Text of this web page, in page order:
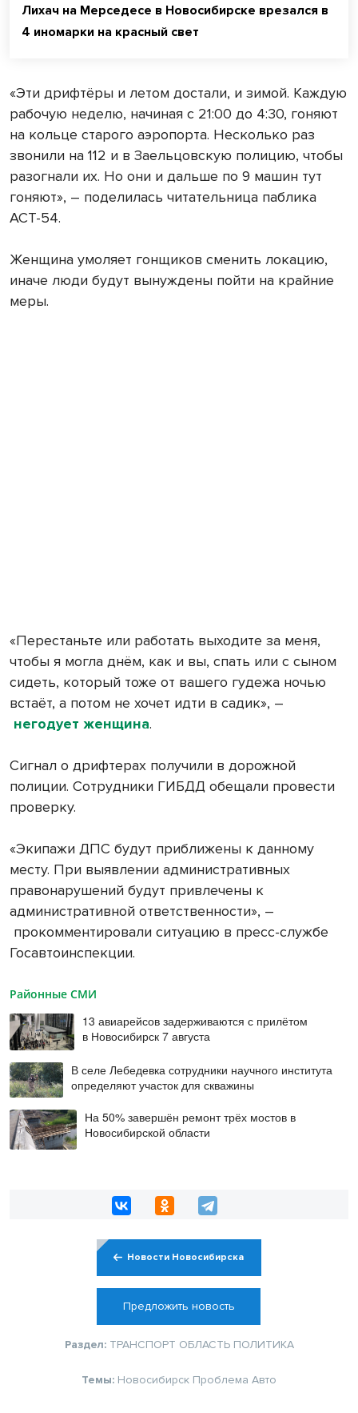
Лихач на Мерседесе в Новосибирске врезался в
4 иномарки на красный свет
«Эти дрифтёры и летом достали, и зимой. Каждую
рабочую неделю, начиная с 21:00 до 4:30, гоняют
на кольце старого аэропорта. Несколько раз
звонили на 112 и в Заельцовскую полицию, чтобы
разогнали их. Но они и дальше по 9 машин тут
гоняют», – поделилась читательница паблика
АСТ-54.
Женщина умоляет гонщиков сменить локацию,
иначе люди будут вынуждены пойти на крайние
меры.
«Перестаньте или работать выходите за меня,
чтобы я могла днём, как и вы, спать или с сыном
сидеть, который тоже от вашего гудежа ночью
встаёт, а потом не хочет идти в садик», –
негодует женщина.
Сигнал о дрифтерах получили в дорожной
полиции. Сотрудники ГИБДД обещали провести
проверку.
«Экипажи ДПС будут приближены к данному
месту. При выявлении административных
правонарушений будут привлечены к
административной ответственности», –
прокомментировали ситуацию в пресс-службе
Госавтоинспекции.
Районные СМИ
13 авиарейсов задерживаются с прилётом
в Новосибирск 7 августа
В селе Лебедевка сотрудники научного института
определяют участок для скважины
На 50% завершён ремонт трёх мостов в
Новосибирской области
Новости Новосибирска
Предложить новость
Раздел: ТРАНСПОРТ ОБЛАСТЬ ПОЛИТИКА
Темы: Новосибирск Проблема Авто